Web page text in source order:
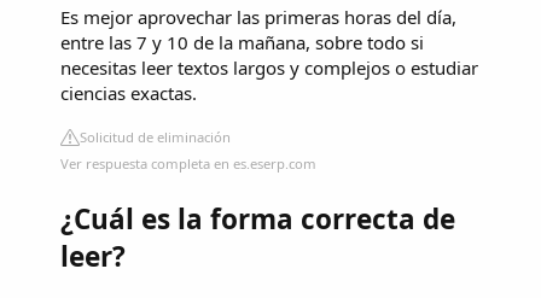
Es mejor aprovechar las primeras horas del día,
entre las 7 y 10 de la mañana, sobre todo si
necesitas leer textos largos y complejos o estudiar
ciencias exactas.
Solicitud de eliminación
Ver respuesta completa en es.eserp.com
¿Cuál es la forma correcta de
leer?